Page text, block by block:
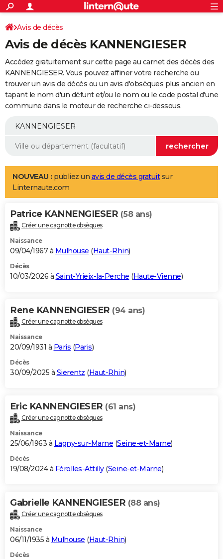
ACTUALITÉS
Politique
Société
Faits Divers
Education
Monde
Villes
+
SPORT
Coupe du monde 2026
Football
Tennis
Cyclisme
Rugby
Forum
Programme TV
TNT
Streaming
Cinéma
Sorties cinéma
Musique
+
FINANCE
Retraite
Epargne
Immobilier
Risques naturels par ville
Assurance
AUTO
Essais
Réserver un essai
Citadines
Berlines
SUV
Forum auto
+
Mobiles
Meilleur smartphone
Internet
Ordinateurs
Jeux vidéo
Guide high-tech
Aménagement intérieur
LIFESTYLE
Art de vivre
Bien-être
Loisirs
Mode
Modes de vie
Alimentation
Guide de la santé
Maladies
Médicaments
Sommeil
VOYAGE
Destinations
City break
Voyage nature
Voyage de noces
Forum
Climat
+PHOTO
GUIDES D'ACHAT
BONS PLANS
Carte de Noël
Carte Bonne année
Carte Saint-Valentin
Carte Pâques
Carte d'anniversaire
DICTIONNAIRE
Dictionnaire
Biographies
Citations
Expressions
Proverbes
PROGRAMME TV
S'inscrire
Se connecter
Lycées
Collèges
Primaires
Universités
Entreprises
Service militaire
Avis de recherche
AVIS DE DÉCÈS
Bricolage
Lifestyle
Culture
Sport
Auto
Television
Voyage
Cinema
Avis de décès
Avis de décès KANNENGIESER
Accédez gratuitement sur cette page au carnet des décès des
KANNENGIESER. Vous pouvez affiner votre recherche ou
trouver un avis de décès ou un avis d'obsèques plus ancien en
tapant le nom d'un défunt et/ou le nom ou le code postal d'une
commune dans le moteur de recherche ci-dessous.
NOUVEAU : publiez un avis de décès gratuitsur
Linternaute.com
Patrice KANNENGIESER (58 ans)
Créer une cagnotte obsèques
Naissance
09/04/1967 à Mulhouse (Haut-Rhin)
Décès
10/03/2026 à Saint-Yrieix-la-Perche (Haute-Vienne)
Rene KANNENGIESER (94 ans)
Créer une cagnotte obsèques
Naissance
20/09/1931 à Paris (Paris)
Décès
30/09/2025 à Sierentz (Haut-Rhin)
Eric KANNENGIESER (61 ans)
Créer une cagnotte obsèques
Naissance
25/06/1963 à Lagny-sur-Marne (Seine-et-Marne)
Décès
19/08/2024 à Férolles-Attilly(Seine-et-Marne)
Gabrielle KANNENGIESER (88 ans)
Créer une cagnotte obsèques
Naissance
06/11/1935 à Mulhouse (Haut-Rhin)
Décès